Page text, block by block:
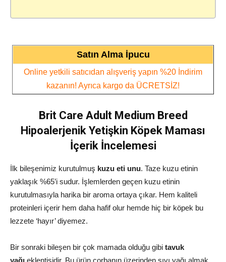
Satın Alma İpucu
Online yetkili satıcıdan alışveriş yapın %20 İndirim
kazanın! Ayrıca kargo da ÜCRETSİZ!
Brit Care Adult Medium Breed
Hipoalerjenik Yetişkin Köpek Maması
İçerik İncelemesi
İlk bileşenimiz kurutulmuş kuzu eti unu. Taze kuzu etinin
yaklaşık %65’i sudur. İşlemlerden geçen kuzu etinin
kurutulmasıyla harika bir aroma ortaya çıkar. Hem kaliteli
proteinleri içerir hem daha hafif olur hemde hiç bir köpek bu
lezzete ‘hayır’ diyemez.
Bir sonraki bileşen bir çok mamada olduğu gibi tavuk
yağı eklentisidir. Bu ürün çorbanın üzerinden sıvı yağı almak